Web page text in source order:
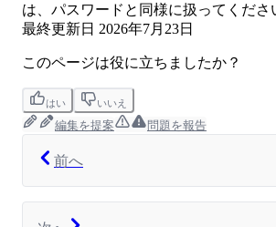
は、パスワードと同様に扱ってくださ
最終更新日 2026年7月23日
このページは役に立ちましたか？
はい いいえ
編集を提案 問題を報告
前へ